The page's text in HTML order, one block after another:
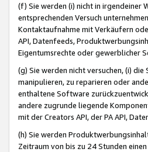
(f) Sie werden (i) nicht in irgendeiner
entsprechenden Versuch
Kontaktaufnahme mit Verkäufern
API, Datenfeeds,
Eigentumsrechte oder gewerblicher
(g) Sie werden nicht versuchen, (i)
manipulieren, zu reparieren oder
enthaltene Software
andere zugrunde liegende
mit der Creators API, der PA API,
(h) Sie werden
Zeitraum von bis zu 24 Stunden